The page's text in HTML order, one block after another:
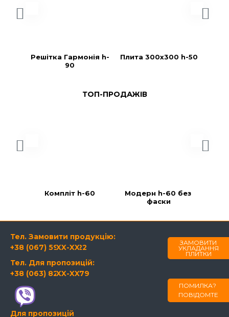
Решітка Гармонія h-
90
Плита 300х300 h-50
ТОП-ПРОДАЖІВ
Компліт h-60
Модерн h-60 без
фаски
Тел. Замовити продукцію:
+38 (067) 594-21-22
XX-XX
Тел. Для пропозицій:
+38 (063) 820-60-79
XX-XX
Для пропозицій
ЗАМОВИТИ
УКЛАДАННЯ
ПЛИТКИ
ПОМИЛКА?
ПОВІДОМТЕ